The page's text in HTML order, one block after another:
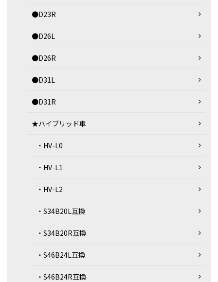
●D23R
●D26L
●D26R
●D31L
●D31R
★ハイブリッド車
・HV-L0
・HV-L1
・HV-L2
・S34B20L互換
・S34B20R互換
・S46B24L互換
・S46B24R互換